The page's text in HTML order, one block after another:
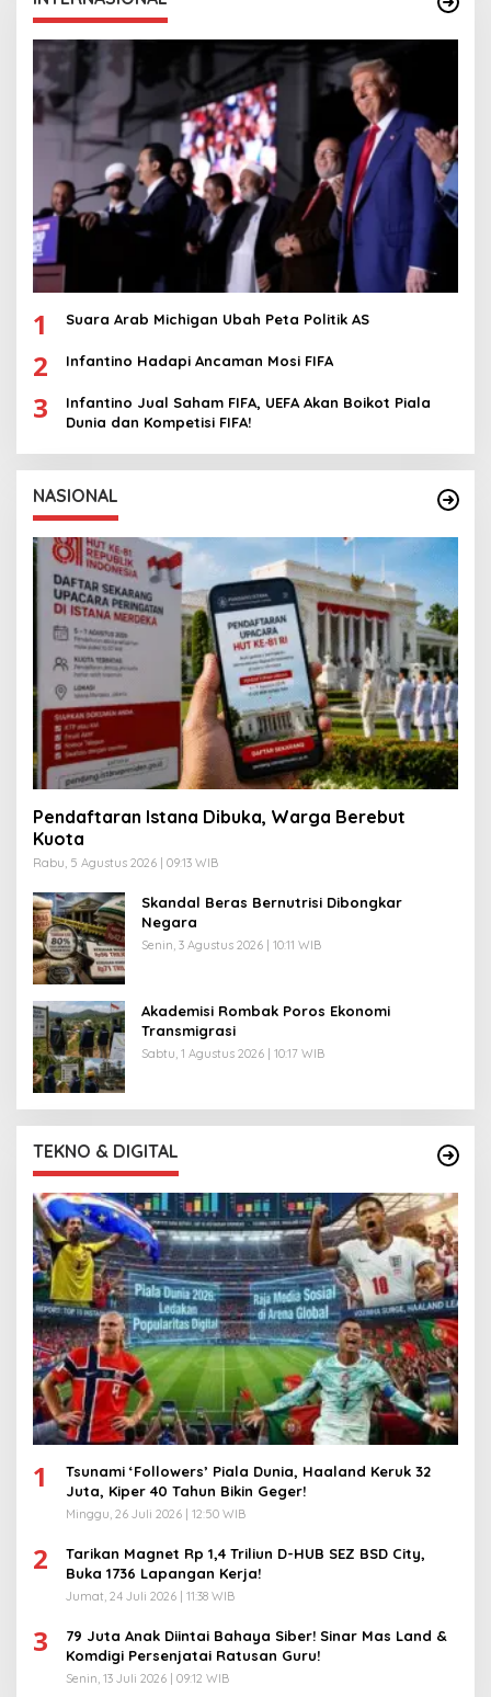
1 Suara Arab Michigan Ubah Peta Politik AS
2 Infantino Hadapi Ancaman Mosi FIFA
3
Infantino Jual Saham FIFA, UEFA Akan Boikot Piala
Dunia dan Kompetisi FIFA!
NASIONAL
Pendaftaran Istana Dibuka, Warga Berebut
Kuota
Rabu, 5 Agustus 2026 | 09:13 WIB
Skandal Beras Bernutrisi Dibongkar
Negara
Senin, 3 Agustus 2026 | 10:11 WIB
Akademisi Rombak Poros Ekonomi
Transmigrasi
Sabtu, 1 Agustus 2026 | 10:17 WIB
TEKNO & DIGITAL
1
Tsunami ‘Followers’ Piala Dunia, Haaland Keruk 32
Juta, Kiper 40 Tahun Bikin Geger!
Minggu, 26 Juli 2026 | 12:50 WIB
2
Tarikan Magnet Rp 1,4 Triliun D-HUB SEZ BSD City,
Buka 1736 Lapangan Kerja!
Jumat, 24 Juli 2026 | 11:38 WIB
3
79 Juta Anak Diintai Bahaya Siber! Sinar Mas Land &
Komdigi Persenjatai Ratusan Guru!
Senin, 13 Juli 2026 | 09:12 WIB